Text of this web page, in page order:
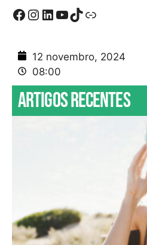
12 novembro, 2024
08:00
Artigos recentes